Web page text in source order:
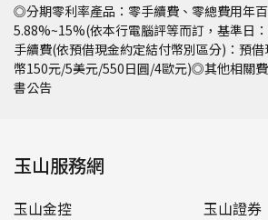
◎分期零利率產品：零手續費、零總費用年
5.88%~15%(依本行電腦評等而訂，基準日
手續費(依預借現金約定結付幣別區分)：預
幣150元/5美元/550日圓/4歐元)◎其他相關
書公告
玉山服務網
玉山金控
玉山證券